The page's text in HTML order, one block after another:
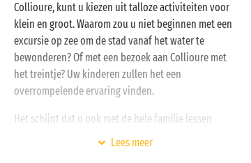
waar u diverse charmante baaitjes en kiezelstrandjes
treft ... En op de zomeravonden laten allerlei feesten
en zomerse activiteiten de stad bruisen, zoals de
Sint-Jansvuren in juni. Tegen de tijd dat u terug bent
in uwvolledig ingerichte cottage, hebt u vast zin om
de volgende dag weer naar Collioure, in de buurt van
uw camping, te gaan!
Collioure, kunt u kiezen uit talloze activiteiten voor
klein en groot. Waarom zou u niet beginnen met een
excursie op zee om de stad vanaf het water te
bewonderen? Of met een bezoek aan Collioure met
het treintje? Uw kinderen zullen het een
overrompelende ervaring vinden.
Het schijnt dat u ook met de hele familie lessen
diepzeeduiken kunt nemen: een perfecte
Lees meer